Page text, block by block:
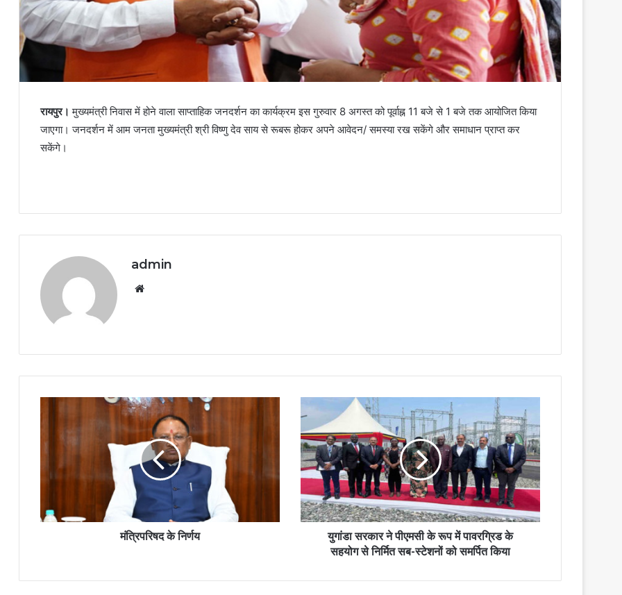
रायपुर। मुख्यमंत्री निवास में होने वाला साप्ताहिक जनदर्शन का कार्यक्रम इस गुरुवार 8 अगस्त को पूर्वाह्न 11 बजे से 1 बजे तक आयोजित किया
जाएगा। जनदर्शन में आम जनता मुख्यमंत्री श्री विष्णु देव साय से रूबरू होकर अपने आवेदन/ समस्या रख सकेंगे और समाधान प्राप्त कर
सकेंगे।
admin
मंत्रिपरिषद के निर्णय
युगांडा सरकार ने पीएमसी के रूप में पावरग्रिड के
सहयोग से निर्मित सब-स्टेशनों को समर्पित किया